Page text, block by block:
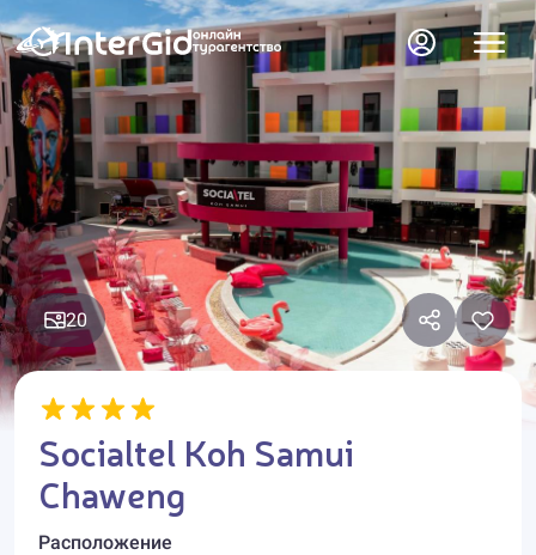
20
Socialtel Koh Samui
Chaweng
Расположение